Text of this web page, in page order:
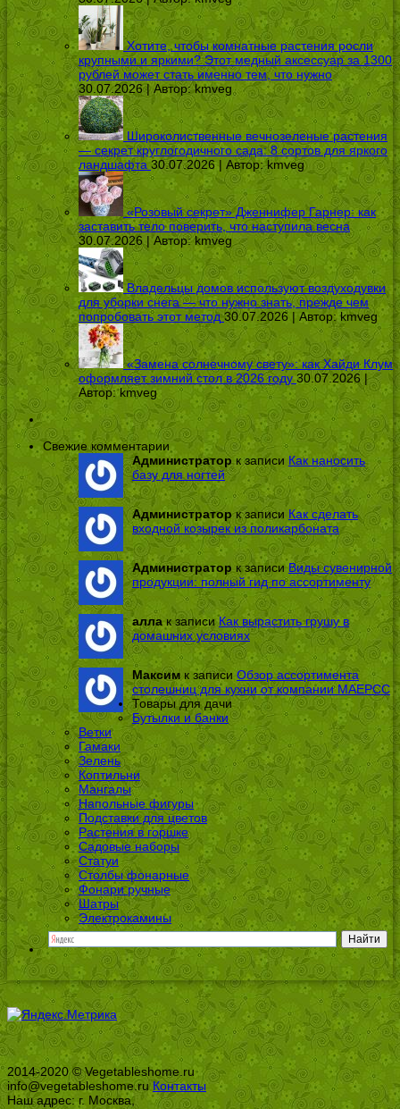
Хотите, чтобы комнатные растения росли
крупными и яркими? Этот медный аксессуар за 1300
рублей может стать именно тем, что нужно
30.07.2026 | Автор:kmveg
Широколиственные вечнозеленые растения
— секрет круглогодичного сада: 8 сортов для яркого
ландшафта 30.07.2026 | Автор:kmveg
«Розовый секрет» Дженнифер Гарнер: как
заставить тело поверить, что наступила весна
30.07.2026 | Автор:kmveg
Владельцы домов используют воздуходувки
для уборки снега — что нужно знать, прежде чем
попробовать этот метод 30.07.2026 | Автор:kmveg
«Замена солнечному свету»: как Хайди Клум
оформляет зимний стол в 2026 году 30.07.2026 |
Автор:kmveg
Свежие комментарии
Администраторк записи Как наносить
базу для ногтей
Администраторк записи Как сделать
входной козырек из поликарбоната
Администратор к записи Виды сувенирной
продукции: полный гид по ассортименту
аллак записиКак вырастить грушу в
домашних условиях
Максимк записи Обзор ассортимента
столешниц для кухни от компании МАЕРСС
Товары для дачи
Бутылки и банки
Ветки
Гамаки
Зелень
Коптильни
Мангалы
Напольные фигуры
Подставки для цветов
Растения в горшке
Садовые наборы
Статуи
Столбы фонарные
Фонари ручные
Шатры
Электрокамины
2014-2020 © Vegetableshome.ru
info@vegetableshome.ruКонтакты
Наш адрес: г. Москва,